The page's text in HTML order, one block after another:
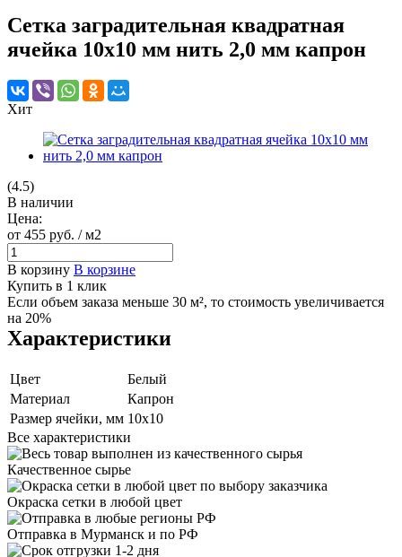
Сетка заградительная квадратная
ячейка 10х10 мм нить 2,0 мм капрон
Хит
(4.5)
В наличии
Цена:
от 455 руб. / м2
В корзину В корзине
Купить в 1 клик
Если объем заказа меньше 30 м², то стоимость увеличивается
на 20%
Характеристики
Цвет
Белый
Материал
Капрон
Размер ячейки, мм 10х10
Все характеристики
Качественное сырье
Окраска сетки в любой цвет
Отправка в Мурманск и по РФ